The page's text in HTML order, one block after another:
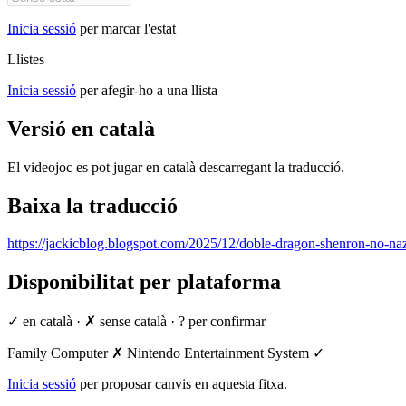
Inicia sessió per marcar l'estat
Llistes
Inicia sessió per afegir-ho a una llista
Versió en català
El videojoc es pot jugar en català descarregant la traducció.
Baixa la traducció
https://jackicblog.blogspot.com/2025/12/doble-dragon-shenron-no-
Disponibilitat per plataforma
✓ en català · ✗ sense català · ? per confirmar
Family Computer ✗ Nintendo Entertainment System ✓
Inicia sessió per proposar canvis en aquesta fitxa.